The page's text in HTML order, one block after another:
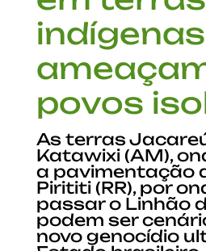
povos
As terras
Katawixi (AM),
a pavimentação
Pirititi (RR), por
passar o Linhão
podem ser
novo genocídio